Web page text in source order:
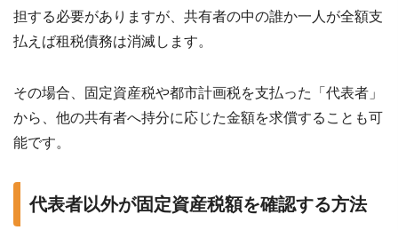
担する必要がありますが、共有者の中の誰か一人が全額支
払えば租税債務は消滅します。
その場合、固定資産税や都市計画税を支払った「代表者」
から、他の共有者へ持分に応じた金額を求償することも可
能です。
代表者以外が固定資産税額を確認する方法